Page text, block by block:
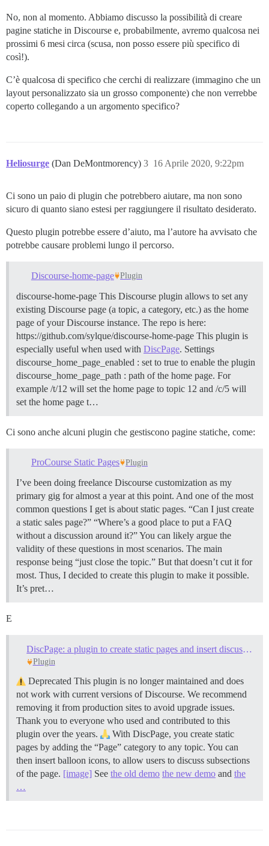
No, non al momento. Abbiamo discusso la possibilità di creare
pagine statiche in Discourse e, probabilmente, avremo qualcosa nei
prossimi 6 mesi circa (scusa, non posso essere più specifico di
così!).
C’è qualcosa di specifico che cerchi di realizzare (immagino che un
layout personalizzato sia un grosso componente) che non verrebbe
coperto collegando a un argomento specifico?
Heliosurge (Dan DeMontmorency) 16 Aprile 2020, 9:22pm
3
Ci sono un paio di plugin che potrebbero aiutare, ma non sono
sicuro di quanto siano estesi per raggiungere il risultato desiderato.
Questo plugin potrebbe essere d’aiuto, ma l’autore ha avvisato che
potrebbe causare problemi lungo il percorso.
Discourse-home-page Plugin
discourse-home-page This Discourse plugin allows to set any
existing Discourse page (a topic, a category, etc.) as the home
page of your Discourse instance. The repo is here:
https://github.com/sylque/discourse-home-page This plugin is
especially useful when used with DiscPage. Settings
discourse_home_page_enabled : set to true to enable the plugin
discourse_home_page_path : path of the home page. For
example /t/12 will set the home page to topic 12 and /c/5 will
set the home page t…
Ci sono anche alcuni plugin che gestiscono pagine statiche, come:
ProCourse Static Pages Plugin
I’ve been doing freelance Discourse customization as my
primary gig for almost a year at this point. And one of the most
common questions I get is about static pages. “Can I just create
a static sales page?” “Where’s a good place to put a FAQ
without a discussion around it?” You can likely argue the
validity of these questions in most scenarios. The main
response being “just close the topic.” But that doesn’t cut it for
most. Thus, I decided to create this plugin to make it possible.
It’s pret…
E
DiscPage: a plugin to create static pages and insert discussion balloons in the text
Plugin
Deprecated This plugin is no longer maintained and does
not work with current versions of Discourse. We recommend
removing it from production sites to avoid upgrade issues.
Thank you to everyone who used and contributed to this
plugin over the years.
With DiscPage, you create static
pages by adding the “Page” category to any topic. You can
then insert balloon icons, to allow users to discuss subsections
of the page. [image] See the old demo the new demo and the
…